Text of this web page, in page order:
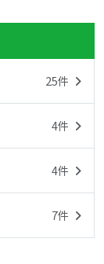
25件
4件
4件
7件